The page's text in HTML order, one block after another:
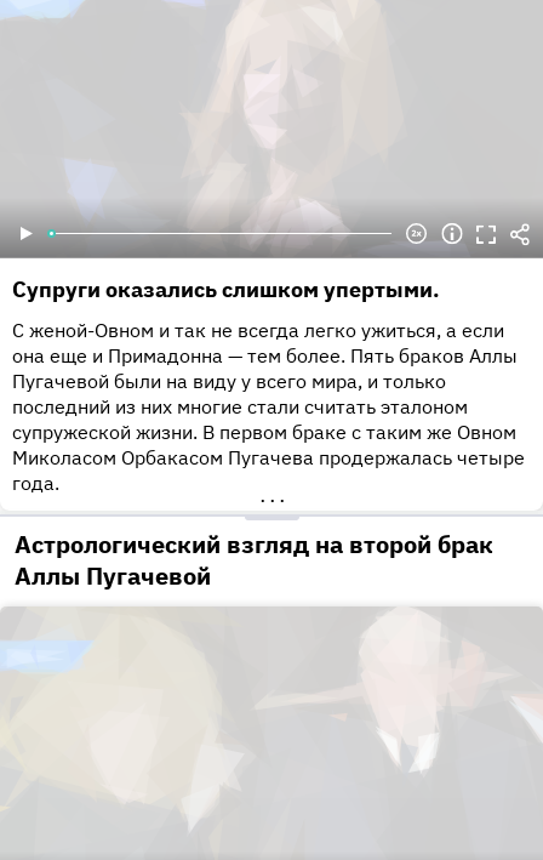
Супруги оказались слишком упертыми.
С женой-Овном и так не всегда легко ужиться, а если
она еще и Примадонна — тем более. Пять браков Аллы
Пугачевой были на виду у всего мира, и только
последний из них многие стали считать эталоном
супружеской жизни. В первом браке с таким же Овном
Миколасом Орбакасом Пугачева продержалась четыре
года.
•••
Астрологический взгляд на второй брак
Аллы Пугачевой